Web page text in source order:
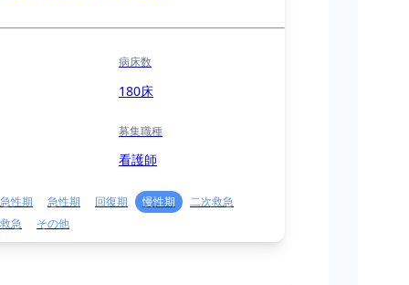
病床数
180床
募集職種
看護師
性期 急性期 回復期 慢性期
二次救急
急
その他